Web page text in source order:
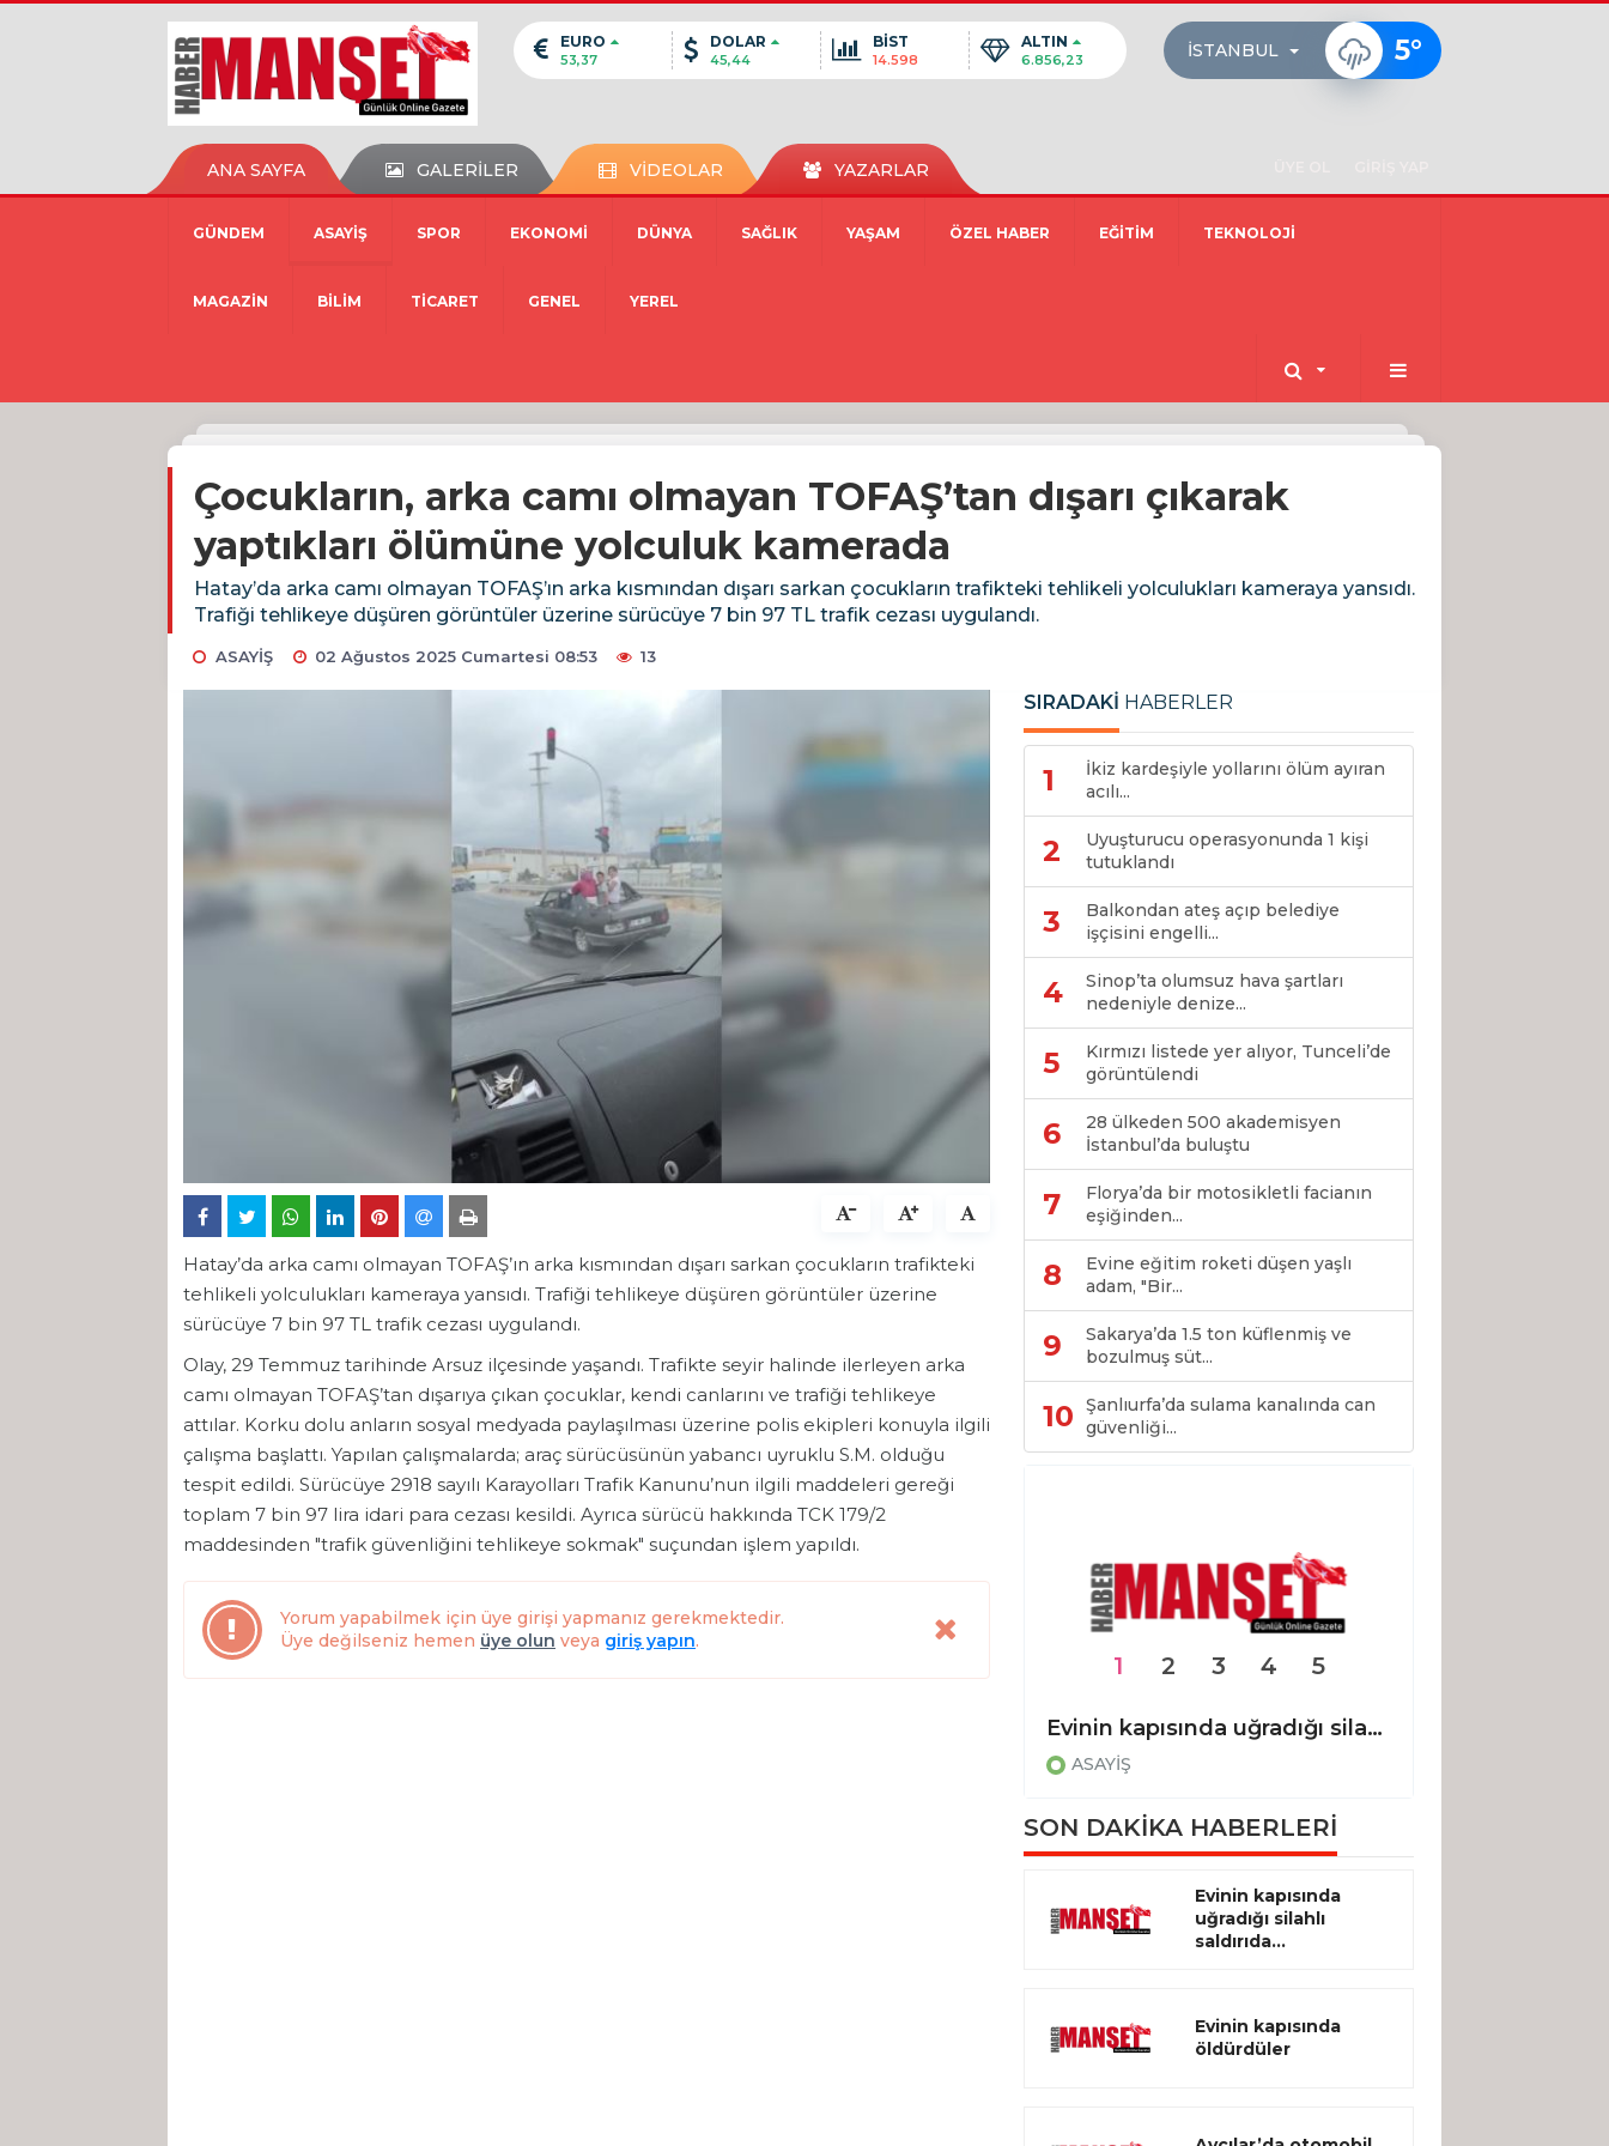
EURO
53,37
DOLAR
45,44
BİST
14.598
ALTIN
6.856,23 İSTANBUL 5°
ANA SAYFA GALERİLER VİDEOLAR YAZARLAR
GÜNDEM ASAYİŞ SPOR EKONOMİ DÜNYA SAĞLIK YAŞAM ÖZEL HABER EĞİTİM TEKNOLOJİ
MAGAZİN BİLİM TİCARET GENEL YEREL
Çocukların, arka camı olmayan TOFAŞ’tan dışarı çıkarak
yaptıkları ölümüne yolculuk kamerada
Hatay’da arka camı olmayan TOFAŞ’ın arka kısmından dışarı sarkan çocukların trafikteki tehlikeli yolculukları kameraya yansıdı.
Trafiği tehlikeye düşüren görüntüler üzerine sürücüye 7 bin 97 TL trafik cezası uygulandı.
ASAYİŞ 02 Ağustos 2025 Cumartesi 08:53 13
Hatay’da arka camı olmayan TOFAŞ’ın arka kısmından dışarı sarkan çocukların trafikteki
tehlikeli yolculukları kameraya yansıdı. Trafiği tehlikeye düşüren görüntüler üzerine
sürücüye 7 bin 97 TL trafik cezası uygulandı.
Olay, 29 Temmuz tarihinde Arsuz ilçesinde yaşandı. Trafikte seyir halinde ilerleyen arka
camı olmayan TOFAŞ’tan dışarıya çıkan çocuklar, kendi canlarını ve trafiği tehlikeye
attılar. Korku dolu anların sosyal medyada paylaşılması üzerine polis ekipleri konuyla ilgili
çalışma başlattı. Yapılan çalışmalarda; araç sürücüsünün yabancı uyruklu S.M. olduğu
tespit edildi. Sürücüye 2918 sayılı Karayolları Trafik Kanunu’nun ilgili maddeleri gereği
toplam 7 bin 97 lira idari para cezası kesildi. Ayrıca sürücü hakkında TCK 179/2
maddesinden "trafik güvenliğini tehlikeye sokmak" suçundan işlem yapıldı.
Yorum yapabilmek için üye girişi yapmanız gerekmektedir.
Üye değilseniz hemen üye olun veya giriş yapın.
SIRADAKİ HABERLER
1
İkiz kardeşiyle yollarını ölüm ayıran
acılı...
2
Uyuşturucu operasyonunda 1 kişi
tutuklandı
3
Balkondan ateş açıp belediye
işçisini engelli...
4
Sinop’ta olumsuz hava şartları
nedeniyle denize...
5
Kırmızı listede yer alıyor, Tunceli’de
görüntülendi
6
28 ülkeden 500 akademisyen
İstanbul’da buluştu
7
Florya’da bir motosikletli facianın
eşiğinden...
8
Evine eğitim roketi düşen yaşlı
adam, "Bir...
9
Sakarya’da 1.5 ton küflenmiş ve
bozulmuş süt...
10
Şanlıurfa’da sulama kanalında can
güvenliği...
Evinin kapısında uğradığı silahlı saldırıda hayatını kaybetti
ASAYİŞ
1 2 3 4 5
SON DAKİKA HABERLERİ
Evinin kapısında
uğradığı silahlı
saldırıda...
Evinin kapısında
öldürdüler